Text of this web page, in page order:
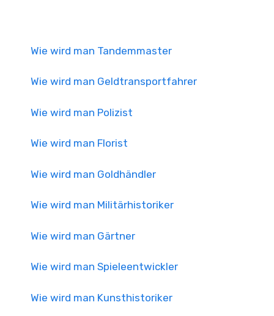
Wie wird man Tandemmaster
Wie wird man Geldtransportfahrer
Wie wird man Polizist
Wie wird man Florist
Wie wird man Goldhändler
Wie wird man Militärhistoriker
Wie wird man Gärtner
Wie wird man Spieleentwickler
Wie wird man Kunsthistoriker